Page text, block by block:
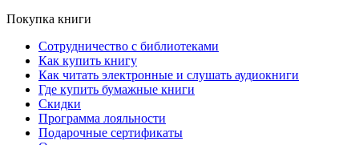
Покупка книги
Сотрудничество с библиотеками
Как купить книгу
Как читать электронные и слушать аудиокниги
Где купить бумажные книги
Скидки
Программа лояльности
Подарочные сертификаты